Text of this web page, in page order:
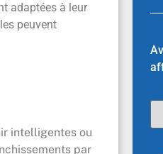
adaptées à leur
peuvent
intelligentes ou
par